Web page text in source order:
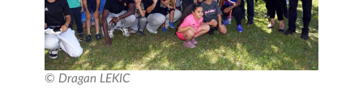
© Dragan LEKIC